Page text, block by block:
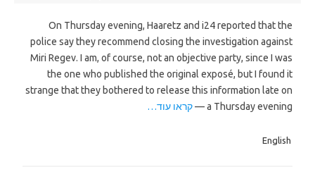
On Thursday evening, Haaretz and i24 reported that the
police say they recommend closing the investigation against
Miri Regev. I am, of course, not an objective party, since I was
the one who published the original exposé, but I found it
strange that they bothered to release this information late on
a Thursday evening —
קראו עוד…
English